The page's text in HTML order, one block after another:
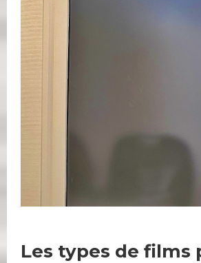
Les types de films